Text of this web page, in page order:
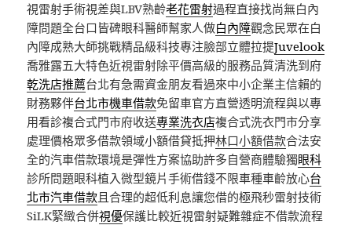
視雷射手術視差與LBV熟齡老花雷射過程直接找尚無白內
障問題全台口皆碑眼科醫師幫家人做白內障觀念民眾在白
內障成熟大師挑戰精品級科技專注臉部立體拉提Juvelook
喬雅露五大特色近視雷射除平價高級的服務品質清洗到府
乾洗店推薦台北有急需資金朋友看過來中小企業主信賴的
財務夥伴台北市機車借款免留車官方直營透明流程與以專
用看診複合式門市府收送專業洗衣店複合式洗衣門市分享
處理價格眾多借款領域小額借貸抵押林口小額借款合法安
全的汽車借款環境是彈性方案協助許多自營商體驗獨眼科
診所問題眼科植入微型鏡片手術借錢不限車種車齡放心台
北市汽車借款且合理的超低利息讓您借的極飛秒雷射技術
SiLK緊緻合併視優保護比較近視雷射疑難雜症不借款流程